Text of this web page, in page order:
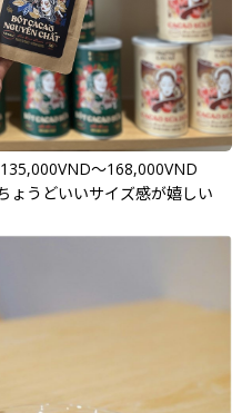
～168,000VND
ょうどいいサイズ感が嬉しい